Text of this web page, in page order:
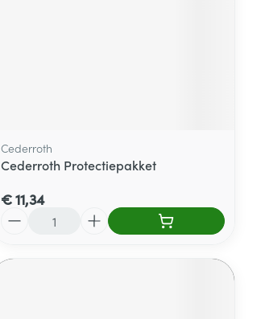
Cederroth
Cederroth Protectiepakket
€ 11,34